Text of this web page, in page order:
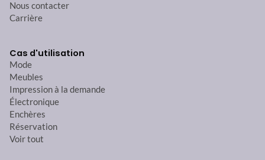
Nous contacter
Carrière
Cas d'utilisation
Mode
Meubles
Impression à la demande
Électronique
Enchères
Réservation
Voir tout